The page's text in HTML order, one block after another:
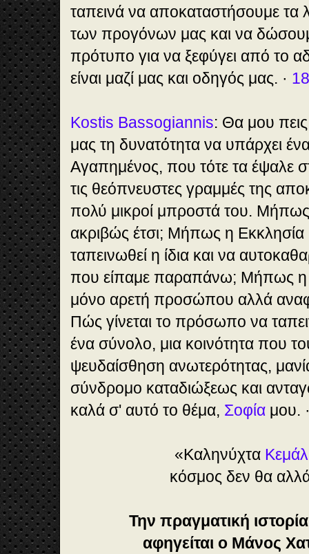
ταπεινά να αποκαταστήσουμε τα
των προγόνων μας και να
πρότυπο για να ξεφύγει από το
είναι μαζί μας και οδηγός μας. ·
Kostis Bassogiannis: Θα μου
μας τη δυνατότητα να υπάρχει
Αγαπημένος, που τότε τα έψαλε
τις θεόπνευστες γραμμές της
πολύ μικροί μπροστά του. Μήπως
ακριβώς έτσι; Μήπως η Εκκλησία
ταπεινωθεί η ίδια και να
που είπαμε παραπάνω; Μήπως η
μόνο αρετή προσώπου αλλά
Πώς γίνεται το πρόσωπο να
ένα σύνολο, μια κοινότητα που
ψευδαίσθηση ανωτερότητας,
σύνδρομο καταδιώξεως και
καλά σ' αυτό το θέμα, Σοφία μου.
«Καληνύχτα Κεμάλ
κόσμος δεν θα
Την πραγματική
αφηγείται ο Μάνος